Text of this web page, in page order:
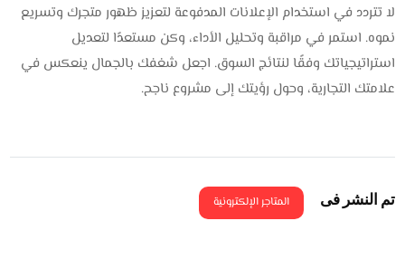
لا تتردد في استخدام الإعلانات المدفوعة لتعزيز ظهور متجرك وتسريع
نموه. استمر في مراقبة وتحليل الأداء، وكن مستعدًا لتعديل
استراتيجياتك وفقًا لنتائج السوق. اجعل شغفك بالجمال ينعكس في
علامتك التجارية، وحول رؤيتك إلى مشروع ناجح.
تم النشر فى المتاجر الإلكترونية